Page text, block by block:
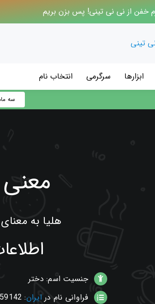
خفن از نی نی تینی! پس بزن بریم
ابزارها سرگرمی
انتخاب نام
سه
هلیا به
جنسیت اسم: دختر
فراوانی نام در ایران: 59142